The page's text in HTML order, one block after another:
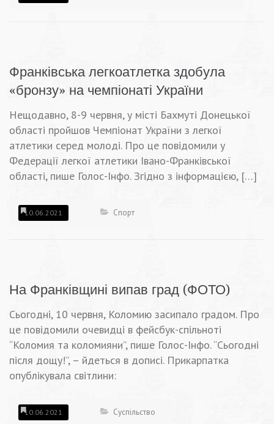
Франківська легкоатлетка здобула
«бронзу» на чемпіонаті України
Нещодавно, 8-9 червня, у місті Бахмуті Донецької
області пройшов Чемпіонат України з легкої
атлетики серед молоді. Про це повідомили у
Федерації легкої атлетики Івано-Франківської
області, пише Голос-Інфо. Згідно з інформацією, […]
10.06.2021 Спорт
На Франківщині випав град (ФОТО)
Сьогодні, 10 червня, Коломию засипало градом. Про
це повідомили очевидці в фейсбук-спільноті
“Коломия та коломияни”, пише Голос-Інфо. “Сьогодні
після дощу!”, – йдеться в дописі. Прикарпатка
опублікувала світлини:
10.06.2021 Суспільство